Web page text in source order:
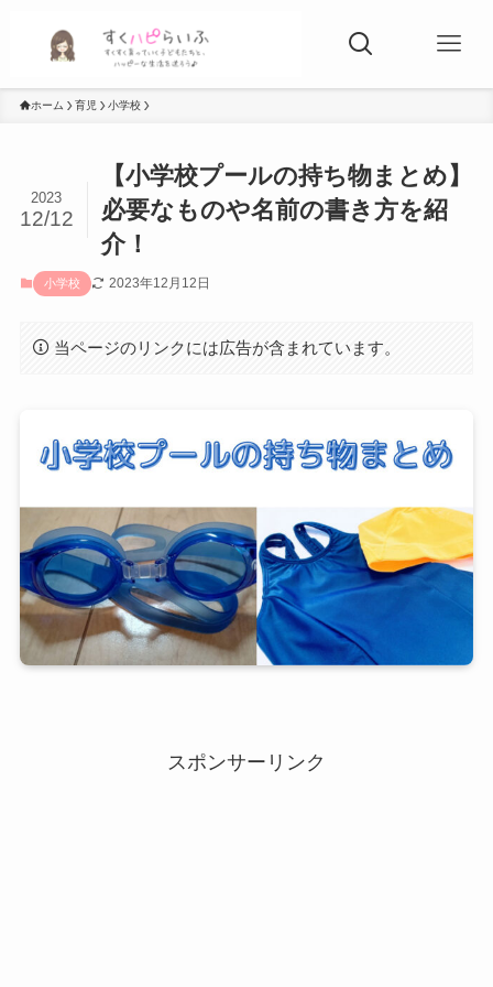
ホーム 育児 小学校
【小学校プールの持ち物まとめ】
必要なものや名前の書き方を紹
介！
2023
12/12
小学校 2023年12月12日
当ページのリンクには広告が含まれています。
スポンサーリンク